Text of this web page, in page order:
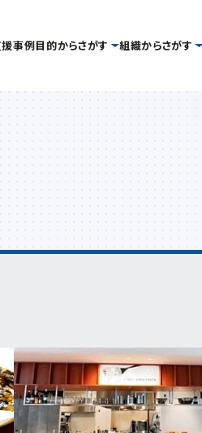
事例目的からさがす 組織からさがす
中小企業活性化協議会